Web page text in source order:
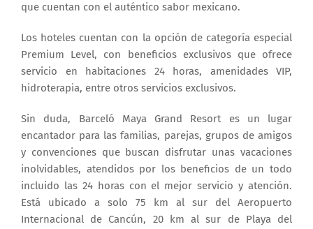
que cuentan con el auténtico sabor mexicano.
Los hoteles cuentan con la opción de categoría especial
Premium Level, con beneficios exclusivos que ofrece
servicio en habitaciones 24 horas, amenidades VIP,
hidroterapia, entre otros servicios exclusivos.
Sin duda, Barceló Maya Grand Resort es un lugar
encantador para las familias, parejas, grupos de amigos
y convenciones que buscan disfrutar unas vacaciones
inolvidables, atendidos por los beneficios de un todo
incluido las 24 horas con el mejor servicio y atención.
Está ubicado a solo 75 km al sur del Aeropuerto
Internacional de Cancún, 20 km al sur de Playa del